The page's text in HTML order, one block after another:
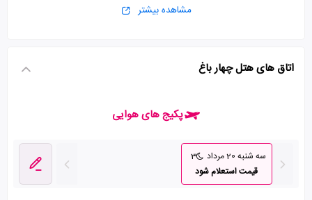
اتاق بازیمشاهده بیشتر
اتاق های هتل چهار باغ
پکیج های هوایی
سه شنبه 20 مرداد
3
قیمت استعلام شود